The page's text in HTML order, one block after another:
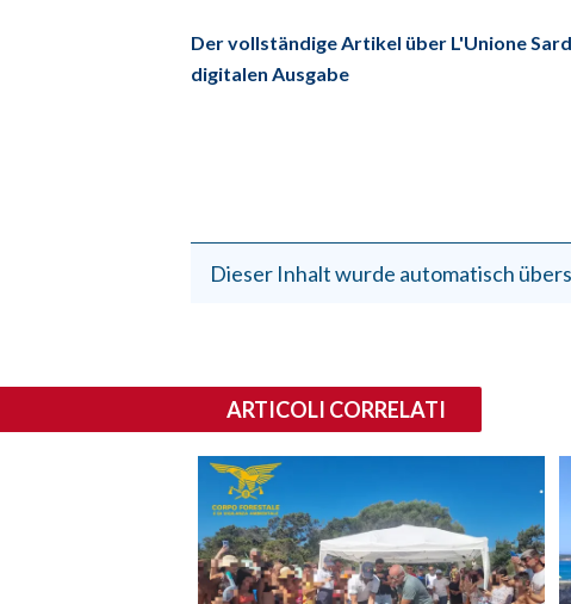
Der vollständige Artikel über L'Unione
digitalen Ausgabe
Dieser Inhalt wurde automatisch
ARTICOLI CORRELATI